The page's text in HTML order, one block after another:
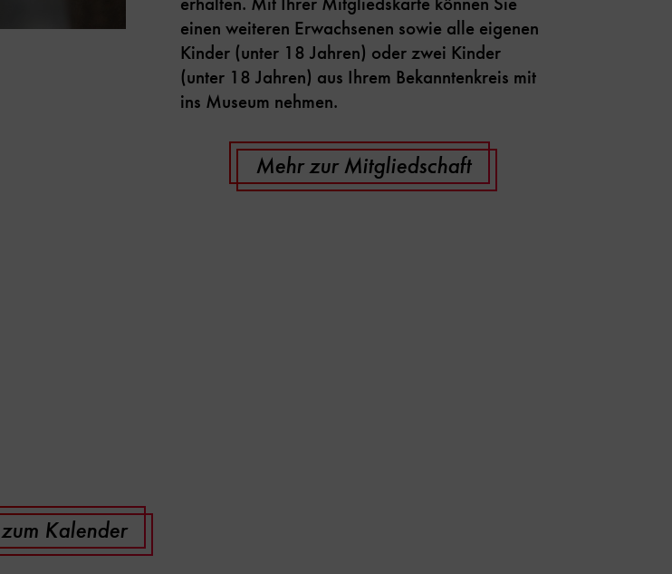
einen weiteren Erwachsenen sowie alle eigenen
Kinder (unter 18 Jahren) oder zwei Kinder
(unter 18 Jahren) aus Ihrem Bekanntenkreis mit
ins Museum nehmen.
Mehr zur Mitgliedschaft
zum Kalender